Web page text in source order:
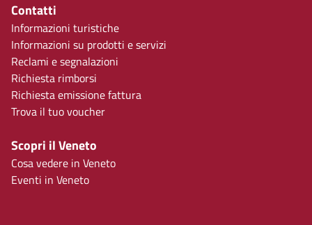
Contatti
Informazioni turistiche
Informazioni su prodotti e servizi
Reclami e segnalazioni
Richiesta rimborsi
Richiesta emissione fattura
Trova il tuo voucher
Scopri il Veneto
Cosa vedere in Veneto
Eventi in Veneto